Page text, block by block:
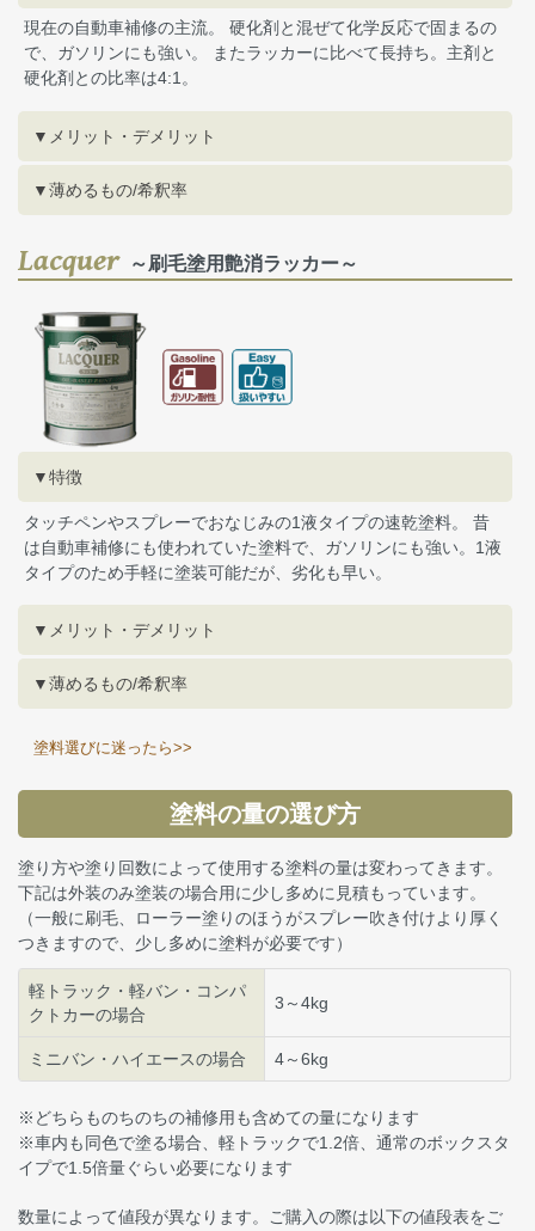
現在の自動車補修の主流。 硬化剤と混ぜて化学反応で固まるの
で、ガソリンにも強い。 またラッカーに比べて長持ち。主剤と
硬化剤との比率は4:1。
▼メリット・デメリット
▼薄めるもの/希釈率
Lacquer～刷毛塗用艶消ラッカー～
▼特徴
タッチペンやスプレーでおなじみの1液タイプの速乾塗料。 昔
は自動車補修にも使われていた塗料で、ガソリンにも強い。1液
タイプのため手軽に塗装可能だが、劣化も早い。
▼メリット・デメリット
▼薄めるもの/希釈率
塗料選びに迷ったら>>
塗料の量の選び方
塗り方や塗り回数によって使用する塗料の量は変わってきます。
下記は外装のみ塗装の場合用に少し多めに見積もっています。
（一般に刷毛、ローラー塗りのほうがスプレー吹き付けより厚く
つきますので、少し多めに塗料が必要です）
軽トラック・軽バン・コンパ
クトカーの場合
3～4kg
ミニバン・ハイエースの場合 4～6kg
※どちらものちのちの補修用も含めての量になります
※車内も同色で塗る場合、軽トラックで1.2倍、通常のボックスタ
イプで1.5倍量ぐらい必要になります
数量によって値段が異なります。ご購入の際は以下の値段表をご